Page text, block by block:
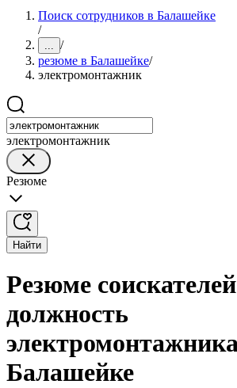
Поиск сотрудников в Балашейке
/
... /
резюме в Балашейке/
электромонтажник
электромонтажник
Резюме
Найти
Резюме
должность
Балашейке